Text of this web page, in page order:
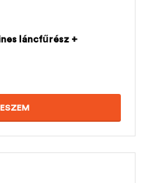
láncfűrész +